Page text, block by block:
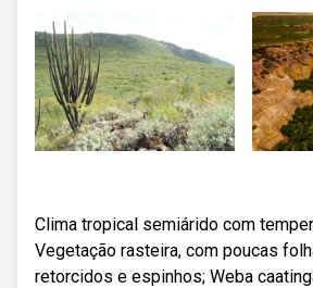
Clima tropical semiárido com
Vegetação rasteira, com poucas
retorcidos e espinhos; Weba